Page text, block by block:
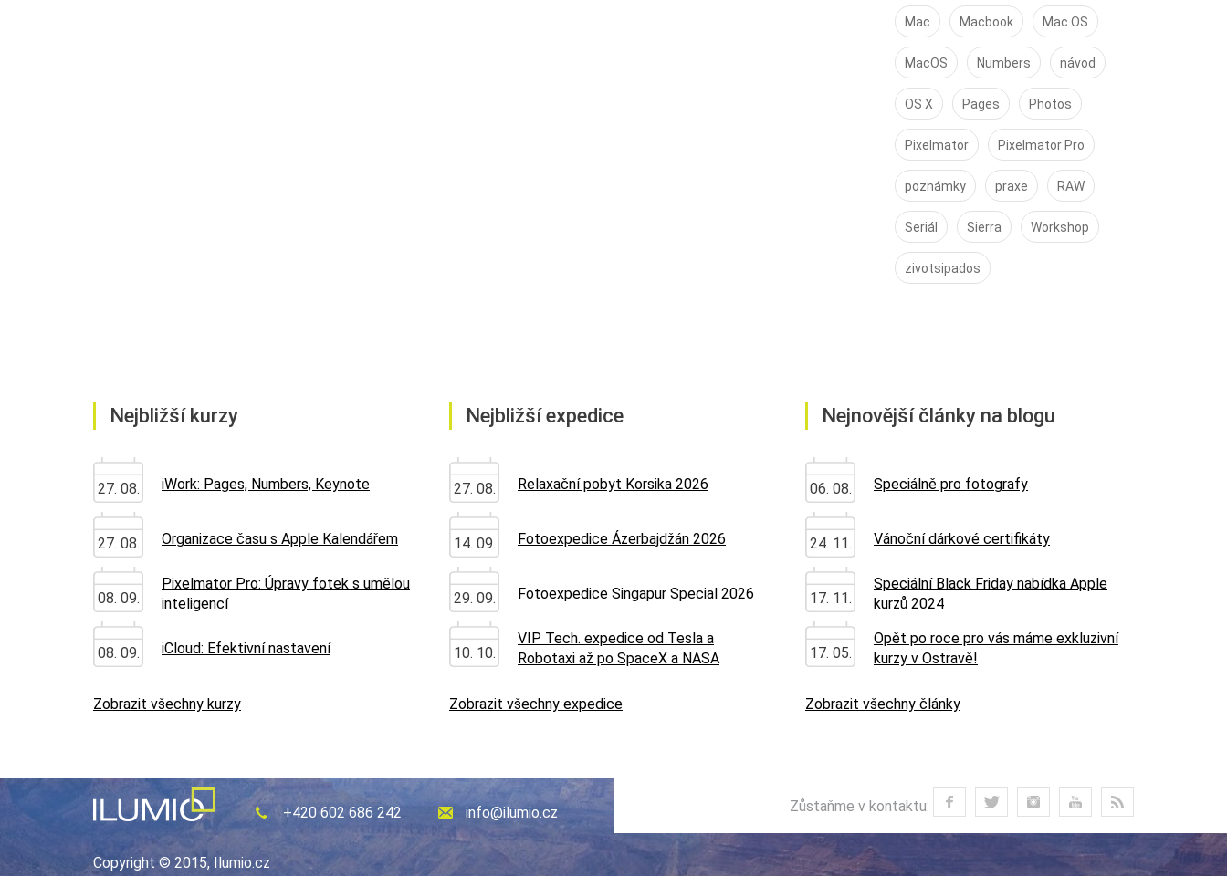
Mac Macbook Mac OS
MacOS Numbers návod
OS X Pages Photos
Pixelmator Pixelmator Pro
poznámky praxe RAW
Seriál Sierra Workshop
zivotsipados
Nejbližší kurzy
27. 08. iWork: Pages, Numbers, Keynote
27. 08. Organizace času s Apple Kalendářem
08. 09.
Pixelmator Pro: Úpravy fotek s umělou
inteligencí
08. 09. iCloud: Efektivní nastavení
Zobrazit všechny kurzy
Nejbližší expedice
27. 08. Relaxační pobyt Korsika 2026
14. 09. Fotoexpedice Ázerbajdžán 2026
29. 09. Fotoexpedice Singapur Special 2026
10. 10.
VIP Tech. expedice od Tesla a
Robotaxi až po SpaceX a NASA
Zobrazit všechny expedice
Nejnovější články na blogu
06. 08. Speciálně pro fotografy
24. 11. Vánoční dárkové certifikáty
17. 11.
Speciální Black Friday nabídka Apple
kurzů 2024
17. 05.
Opět po roce pro vás máme exkluzivní
kurzy v Ostravě!
Zobrazit všechny články
+420 602 686 242 info@ilumio.cz Zůstaňme v kontaktu:
Copyright © 2015, Ilumio.cz